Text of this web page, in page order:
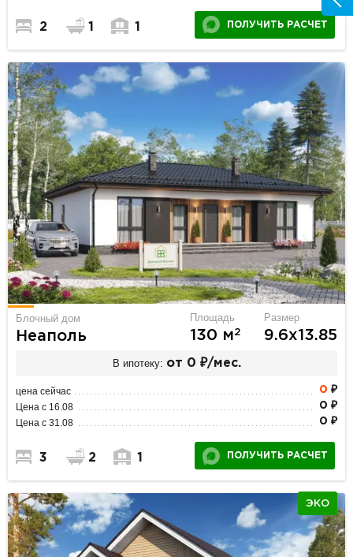
2 1 1 ПОЛУЧИТЬ РАСЧЕТ
Блочный дом
Неаполь
Площадь
130 м2
Размер
9.6х13.85
В ипотеку: от 0 ₽/мес.
цена сейчас 0 ₽
Цена с 16.08 0 ₽
Цена с 31.08 0 ₽
3 2 1 ПОЛУЧИТЬ РАСЧЕТ
ЭКО